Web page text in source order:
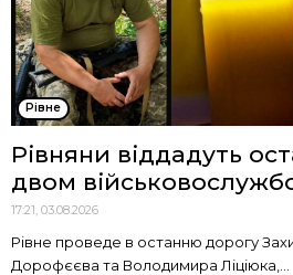
Рівне
Рівняни віддадуть
двом
17:21, 03.08.2026
Рівне проведе в останню дорогу
Дорофєєва та Володимира Ліціюка,...